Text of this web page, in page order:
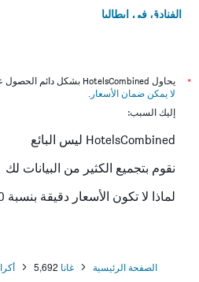
الفنادق في إيطاليا
*
يحاول HotelsCombined بشكل دائم الحصول على الأسعار الدقيقة، ولكن
لا يمكن ضمان الأسعار .
إليك السبب:
HotelsCombined ليس البائع
نقوم بتجميع الكثير من البيانات لك
لماذا لا تكون الأسعار دقيقة بنسبة 100٪؟
الصفحة الرئيسية غانا 5,692 أكرا